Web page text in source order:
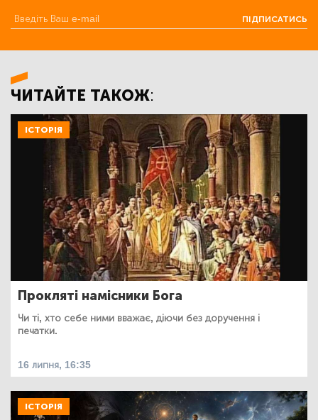
ПІДПИСАТИСЬ
ЧИТАЙТЕ ТАКОЖ:
ІСТОРІЯ
Прокляті намісники Бога
Чи ті, хто себе ними вважає, діючи без доручення і
печатки.
16 липня, 16:35
ІСТОРІЯ